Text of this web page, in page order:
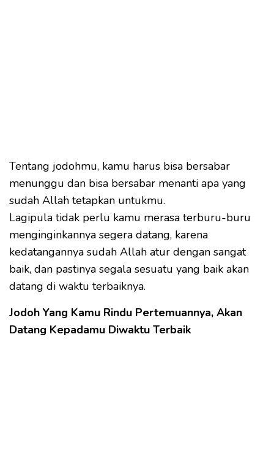
Tentang jodohmu, kamu harus bisa bersabar
menunggu dan bisa bersabar menanti apa yang
sudah Allah tetapkan untukmu.
Lagipula tidak perlu kamu merasa terburu-buru
menginginkannya segera datang, karena
kedatangannya sudah Allah atur dengan sangat
baik, dan pastinya segala sesuatu yang baik akan
datang di waktu terbaiknya.
Jodoh Yang Kamu Rindu Pertemuannya, Akan
Datang Kepadamu Diwaktu Terbaik